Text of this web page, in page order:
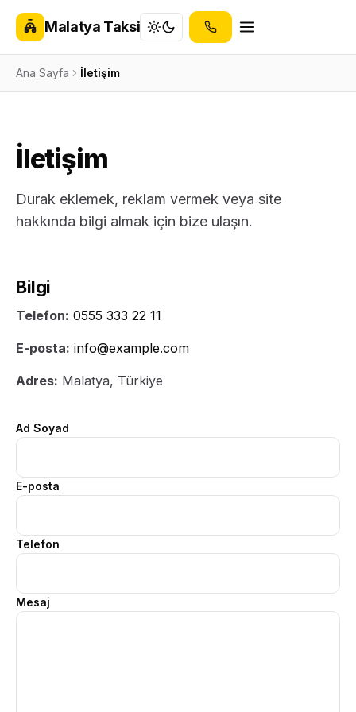
Malatya Taksi
Ana Sayfa İletişim
İletişim
Durak eklemek, reklam vermek veya site
hakkında bilgi almak için bize ulaşın.
Bilgi
Telefon: 0555 333 22 11
E-posta: info@example.com
Adres: Malatya, Türkiye
Ad Soyad
E-posta
Telefon
Mesaj